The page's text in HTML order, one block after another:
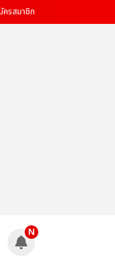
ครสมาชิก
N